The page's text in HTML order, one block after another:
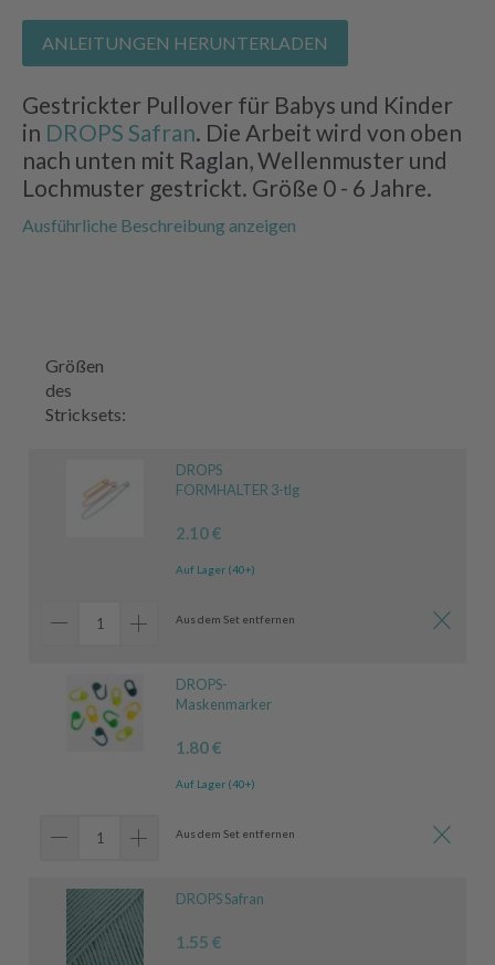
ANLEITUNGEN HERUNTERLADEN
Gestrickter Pullover für Babys und Kinder
in DROPS Safran. Die Arbeit wird von oben
nach unten mit Raglan, Wellenmuster und
Lochmuster gestrickt. Größe 0 - 6 Jahre.
Ausführliche Beschreibung anzeigen
Größen
des
Stricksets:
DROPS
FORMHALTER 3-tlg
2.10 €
Auf Lager (40+)
Aus dem Set entfernen
DROPS-
Maskenmarker
1.80 €
Auf Lager (40+)
Aus dem Set entfernen
DROPS Safran
1.55 €